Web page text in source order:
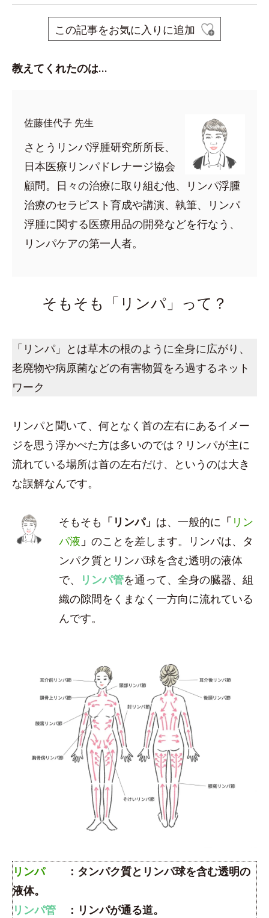
この記事をお気に入りに追加
教えてくれたのは…
佐藤佳代子 先生
さとうリンパ浮腫研究所所長、
日本医療リンパドレナージ協会
顧問。日々の治療に取り組む他、リンパ浮腫
治療のセラピスト育成や講演、執筆、リンパ
浮腫に関する医療用品の開発などを行なう、
リンパケアの第一人者。
そもそも「リンパ」って？
「リンパ」とは草木の根のように全身に広がり、
老廃物や病原菌などの有害物質をろ過するネット
ワーク
リンパと聞いて、何となく首の左右にあるイメー
ジを思う浮かべた方は多いのでは？リンパが主に
流れている場所は首の左右だけ、というのは大き
な誤解なんです。
そもそも 「リンパ」 は、一般的に 「 リン
パ液 」のことを差します。リンパは、タ
ンパク質とリンパ球を含む透明の液体
で、
リンパ管を通って、全身の臓器、組
織の隙間をくまなく一方向に流れている
んです。
リンパ：タンパク質とリンパ球を含む透明の
液体。
リンパ管 ：リンパが通る道。